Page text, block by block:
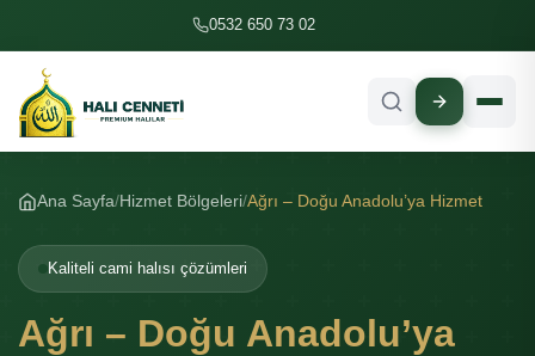
0532 650 73 02
Ana Sayfa Hizmet Bölgeleri Ağrı – Doğu Anadolu’ya Hizmet
Kaliteli cami halısı çözümleri
Ağrı – Doğu Anadolu’ya